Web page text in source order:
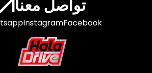
تواصل معنا
Facebook
Instagram